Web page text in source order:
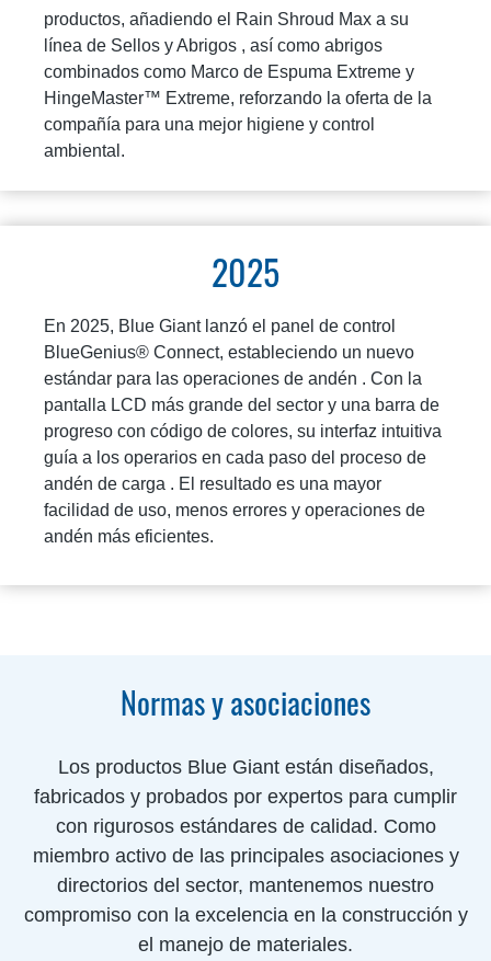
productos, añadiendo el Rain Shroud Max a su
línea de Sellos y Abrigos , así como abrigos
combinados como Marco de Espuma Extreme y
HingeMaster™ Extreme, reforzando la oferta de la
compañía para una mejor higiene y control
ambiental.
2025
En 2025, Blue Giant lanzó el panel de control
BlueGenius® Connect, estableciendo un nuevo
estándar para las operaciones de andén . Con la
pantalla LCD más grande del sector y una barra de
progreso con código de colores, su interfaz intuitiva
guía a los operarios en cada paso del proceso de
andén de carga . El resultado es una mayor
facilidad de uso, menos errores y operaciones de
andén más eficientes.
Normas y asociaciones
Los productos Blue Giant están diseñados,
fabricados y probados por expertos para cumplir
con rigurosos estándares de calidad. Como
miembro activo de las principales asociaciones y
directorios del sector, mantenemos nuestro
compromiso con la excelencia en la construcción y
el manejo de materiales.